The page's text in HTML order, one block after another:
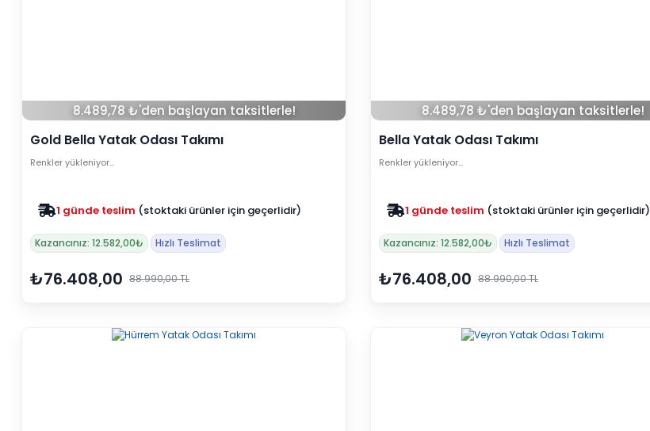
8.489,78 ₺'den başlayan taksitlerle!
Gold Bella Yatak Odası Takımı
Renkler yükleniyor…
1 günde teslim (stoktaki ürünler için geçerlidir)
Zam yok
2025 fiyatları devam ediyor
Kazancınız: 12.582,00₺ Hızlı Teslimat
₺76.408,00 88.990,00 TL
8.489,78 ₺'den başlayan taksitlerle!
Bella Yatak Odası Takımı
Renkler yükleniyor…
1 günde teslim (stoktaki ürünler için geçerlidir)
Zam yok
2025 fiyatları devam ediyor
Kazancınız: 12.582,00₺ Hızlı Teslimat
₺76.408,00 88.990,00 TL